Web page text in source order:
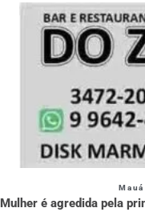
Mulher é agredida pela